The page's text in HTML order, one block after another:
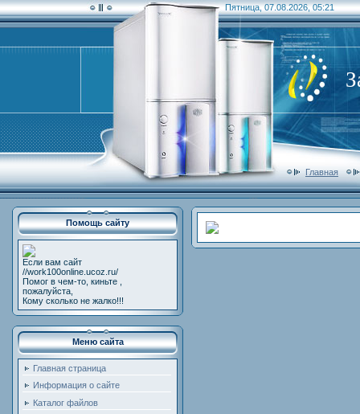
Пятница, 07.08.2026, 05:21
Главная
Помощь сайту
Если вам сайт
//work100online.ucoz.ru/
Помог в чем-то, киньте ,
пожалуйста,
Кому сколько не жалко!!!
Меню сайта
Главная страница
Информация о сайте
Каталог файлов